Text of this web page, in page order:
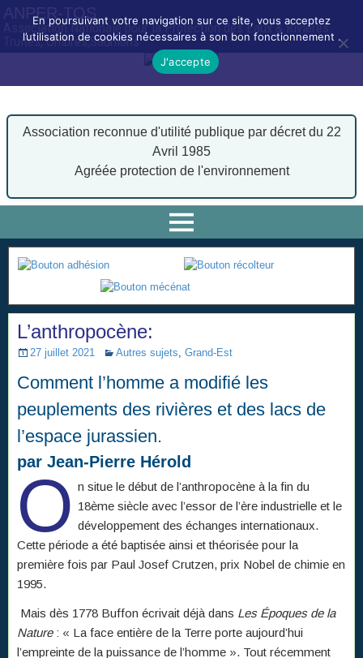
ANPER-TOS
Association Nationale pour la Protection des Eaux & Rivières
Truites, Ombres,Saumons
Association reconnue d'utilité publique par décret du 22
Avril 1985
Agréée protection de l'environnement
L’anthropocène:
27 juillet 2021 Autres sujets, Grand-Est
Comment l’homme a modifié les
peuplements des rivières et des lacs de
l’espace jurassien.
par Jean-Pierre Hérold
O n situe le début de l’anthropocène à la fin du
18ème siècle avec l’essor de l’ère industrielle et le
développement des échanges internationaux.
Cette période a été baptisée ainsi et théorisée pour la
première fois par Paul Josef Crutzen, prix Nobel de chimie en
1995.
Mais dès 1778 Buffon écrivait déjà dans Les Époques de la
Nature: « La face entière de la Terre porte aujourd’hui
l’empreinte de la puissance de l’homme ». Tout récemment
En poursuivant votre navigation sur ce site, vous acceptez
l’utilisation de cookies nécessaires à son bon fonctionnement .
J'accepte